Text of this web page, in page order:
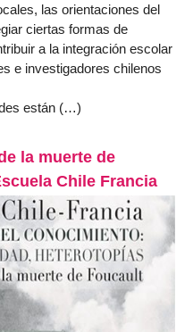
las orientaciones del
ciertas formas de
a la integración escolar
e investigadores chilenos
están (…)
la muerte de
Chile Francia